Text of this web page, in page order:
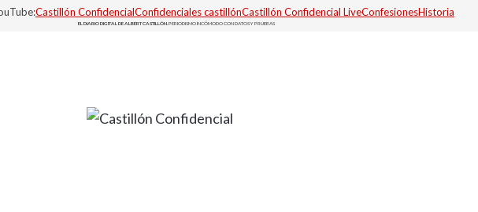
Castillón ConfidencialConfidenciales castillónCastillón Confidencial LiveConfesionesHistoria
EL DIARIO DIGITAL DE ALBERT CASTILLÓN. PERIODISMO INCÓMODO CON DATOS Y PRUEBAS